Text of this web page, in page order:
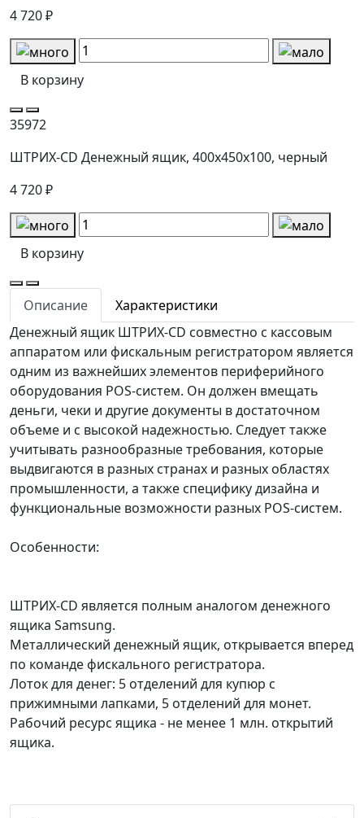
4 720 ₽
В корзину
35972
ШТРИХ-CD Денежный ящик, 400х450х100, черный
4 720 ₽
В корзину
Описание
Характеристики
Денежный ящик ШТРИХ-CD совместно с кассовым
аппаратом или фискальным регистратором является
одним из важнейших элементов периферийного
оборудования POS-систем. Он должен вмещать
деньги, чеки и другие документы в достаточном
объеме и с высокой надежностью. Следует также
учитывать разнообразные требования, которые
выдвигаются в разных странах и разных областях
промышленности, а также специфику дизайна и
функциональные возможности разных POS-систем.
Особенности:
ШТРИХ-CD является полным аналогом денежного
ящика Samsung.
Металлический денежный ящик, открывается вперед
по команде фискального регистратора.
Лоток для денег: 5 отделений для купюр с
прижимными лапками, 5 отделений для монет.
Рабочий ресурс ящика - не менее 1 млн. открытий
ящика.